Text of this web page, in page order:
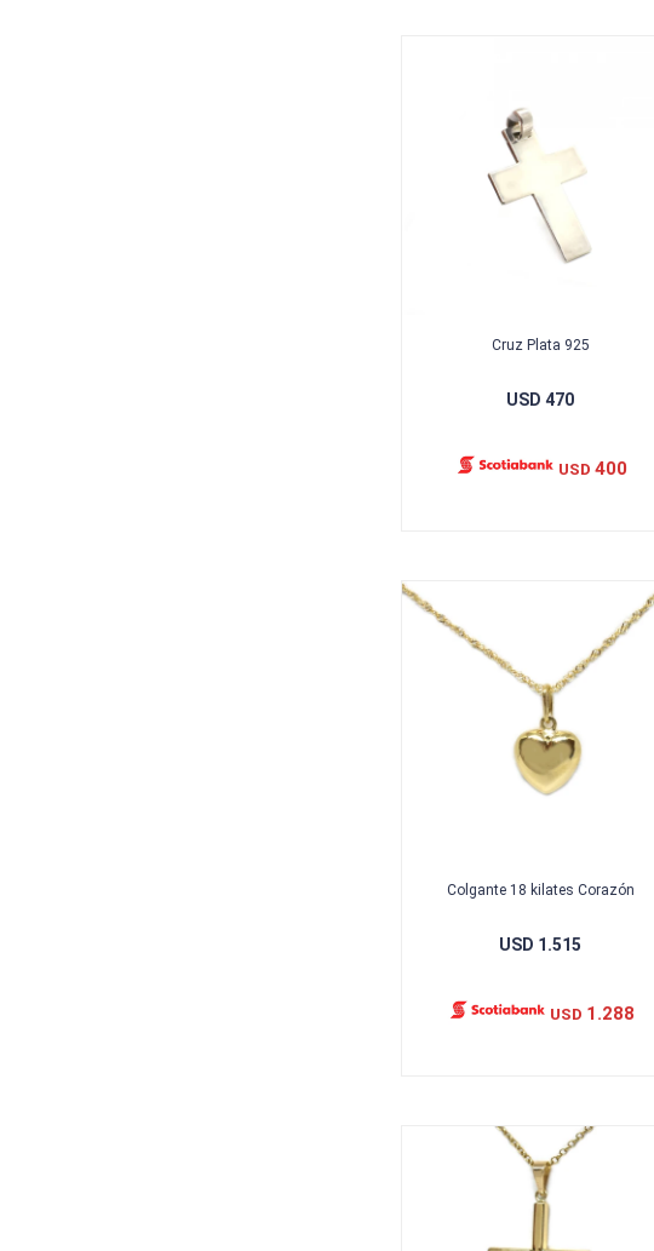
Cruz Plata 925
USD 470
USD 400
Colgante 18 kilates Corazón
USD 1.515
USD 1.288